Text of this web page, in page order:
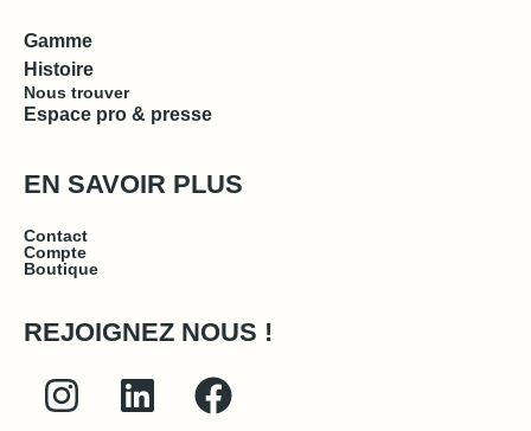
Gamme
Histoire
Nous trouver
Espace pro & presse
EN SAVOIR PLUS
Contact
Compte
Boutique
REJOIGNEZ NOUS !